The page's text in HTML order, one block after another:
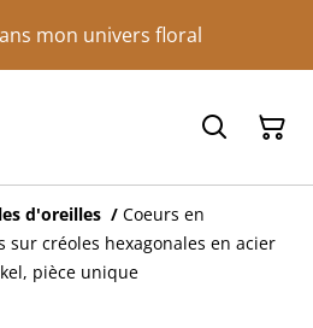
mon univers floral
d'oreilles / Coeurs en
créoles hexagonales en acier
pièce unique